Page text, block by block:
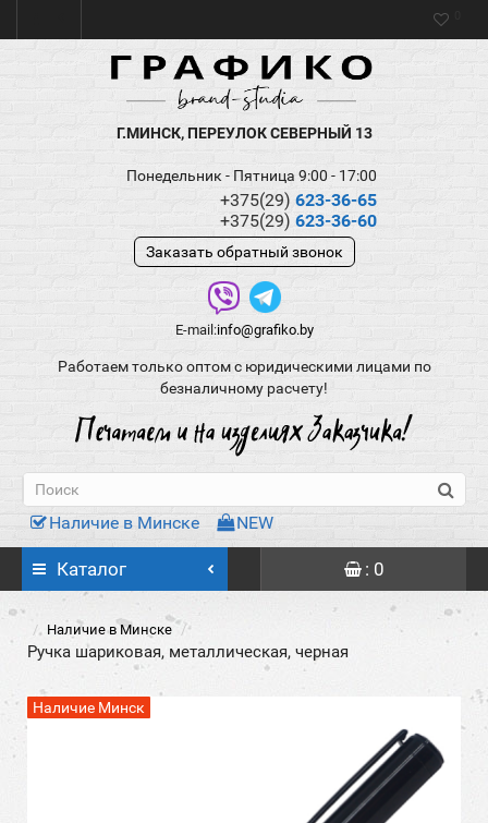
Г.МИНСК, ПЕРЕУЛОК СЕВЕРНЫЙ 13
Понедельник - Пятница 9:00 - 17:00
+375(29) 623-36-65
+375(29) 623-36-60
Заказать обратный звонок
E-mail:info@grafiko.by
Работаем только оптом с юридическими лицами по
безналичному расчету!
Наличие в Минске NEW
Каталог : 0
Наличие в Минске
Ручка шариковая, металлическая, черная
Наличие Минск